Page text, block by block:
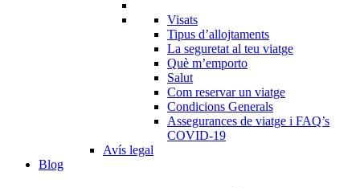
Visats
Tipus d’allojtaments
La seguretat al teu viatge
Què m’emporto
Salut
Com reservar un viatge
Condicions Generals
Assegurances de viatge i FAQ’s
COVID-19
Avís legal
Blog